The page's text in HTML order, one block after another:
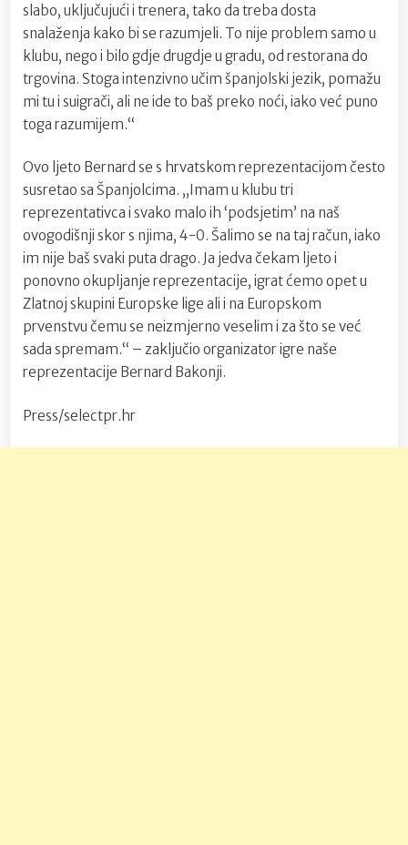
slabo, uključujući i trenera, tako da treba dosta
snalaženja kako bi se razumjeli. To nije problem samo u
klubu, nego i bilo gdje drugdje u gradu, od restorana do
trgovina. Stoga intenzivno učim španjolski jezik, pomažu
mi tu i suigrači, ali ne ide to baš preko noći, iako već puno
toga razumijem.“
Ovo ljeto Bernard se s hrvatskom reprezentacijom često
susretao sa Španjolcima. „Imam u klubu tri
reprezentativca i svako malo ih ‘podsjetim’ na naš
ovogodišnji skor s njima, 4-0. Šalimo se na taj račun, iako
im nije baš svaki puta drago. Ja jedva čekam ljeto i
ponovno okupljanje reprezentacije, igrat ćemo opet u
Zlatnoj skupini Europske lige ali i na Europskom
prvenstvu čemu se neizmjerno veselim i za što se već
sada spremam.“ – zaključio organizator igre naše
reprezentacije Bernard Bakonji.
Press/selectpr.hr